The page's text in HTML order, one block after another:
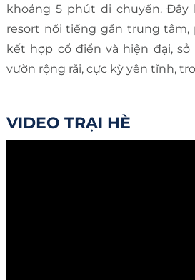
khoảng 5 phút di chuyển.
resort nổi tiếng gần trung
kết hợp cổ điển và hiện đại,
vườn rộng rãi, cực kỳ yên tĩnh,
VIDEO TRẠI HÈ